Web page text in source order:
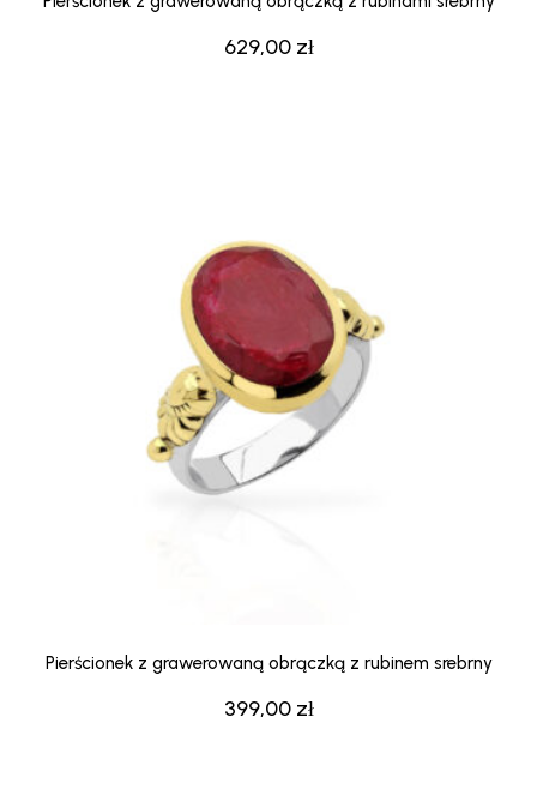
629,00 zł
399,00 zł
Pierścionek z grawerowaną obrączką z rubinem srebrny